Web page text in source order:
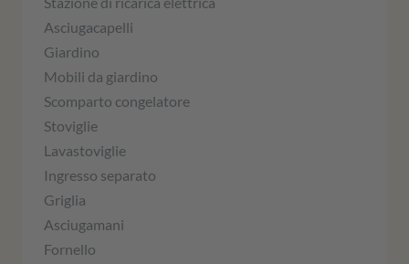
Asciugacapelli
Giardino
Mobili da giardino
Scomparto congelatore
Stoviglie
Lavastoviglie
Ingresso separato
Griglia
Asciugamani
Fornello